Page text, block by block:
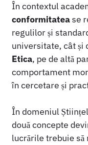
În contextul
conformitatease
regulilor și
universitate, cât și
Etica, pe de altă
comportament
în cercetare și
În domeniul
două concepte
lucrările trebuie